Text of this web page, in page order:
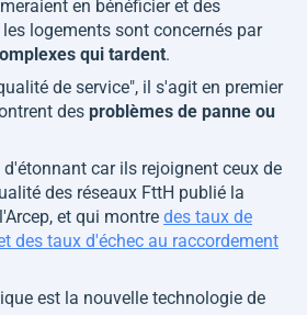
en bénéficier et des
logements sont concernés par
qui tardent.
de service", il s'agit en premier
des problèmes de panne ou
car ils rejoignent ceux de
des réseaux FttH publié la
et qui montre des taux de
des taux d'échec au raccordement
est la nouvelle technologie de